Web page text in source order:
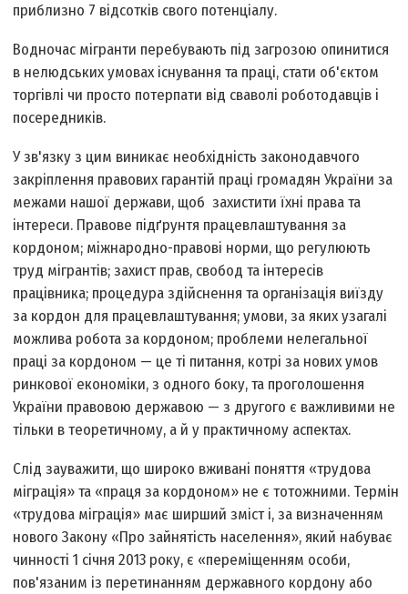
приблизно 7 відсотків свого потенціалу.
Водночас мігранти перебувають під загрозою опинитися
в нелюдських умовах існування та праці, стати об'єктом
торгівлі чи просто потерпати від сваволі роботодавців і
посередників.
У зв'язку з цим виникає необхідність законодавчого
закріплення правових гарантій праці громадян України за
межами нашої держави, щоб захистити їхні права та
інтереси. Правове підґрунтя працевлаштування за
кордоном; міжнародно-правові норми, що регулюють
труд мігрантів; захист прав, свобод та інтересів
працівника; процедура здійснення та організація виїзду
за кордон для працевлаштування; умови, за яких узагалі
можлива робота за кордоном; проблеми нелегальної
праці за кордоном — це ті питання, котрі за нових умов
ринкової економіки, з одного боку, та проголошення
України правовою державою — з другого є важливими не
тільки в теоретичному, а й у практичному аспектах.
Слід зауважити, що широко вживані поняття «трудова
міграція» та «праця за кордоном» не є тотожними. Термін
«трудова міграція» має ширший зміст і, за визначенням
нового Закону «Про зайнятість населення», який набуває
чинності 1 січня 2013 року, є «переміщенням особи,
пов'язаним із перетинанням державного кордону або